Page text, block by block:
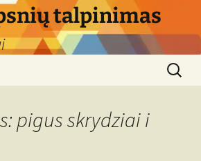
talpinimas
Search
for:
pigus skrydziai i